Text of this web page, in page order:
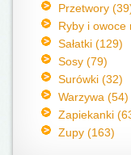
Przetwory
Ryby i owoce
Sałatki (129)
Sosy (79)
Surówki (32)
Warzywa (54)
Zapiekanki
Zupy (163)